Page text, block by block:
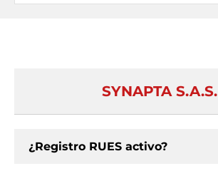
SYNAPTA S.A.S.
¿Registro RUES activo?